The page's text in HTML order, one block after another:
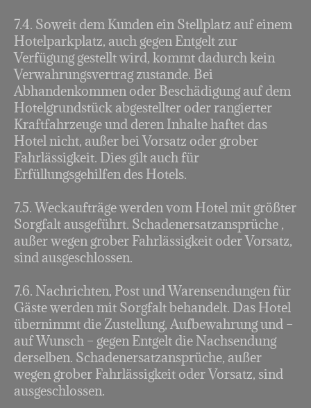
7.4. Soweit dem Kunden ein Stellplatz auf einem
Hotelparkplatz, auch gegen Entgelt zur
Verfügung gestellt wird, kommt dadurch kein
Verwahrungsvertrag zustande. Bei
Abhandenkommen oder Beschädigung auf dem
Hotelgrundstück abgestellter oder rangierter
Kraftfahrzeuge und deren Inhalte haftet das
Hotel nicht, außer bei Vorsatz oder grober
Fahrlässigkeit. Dies gilt auch für
Erfüllungsgehilfen des Hotels.
7.5. Weckaufträge werden vom Hotel mit größter
Sorgfalt ausgeführt. Schadenersatzansprüche ,
außer wegen grober Fahrlässigkeit oder Vorsatz,
sind ausgeschlossen.
7.6. Nachrichten, Post und Warensendungen für
Gäste werden mit Sorgfalt behandelt. Das Hotel
übernimmt die Zustellung, Aufbewahrung und –
auf Wunsch – gegen Entgelt die Nachsendung
derselben. Schadenersatzansprüche, außer
wegen grober Fahrlässigkeit oder Vorsatz, sind
ausgeschlossen.